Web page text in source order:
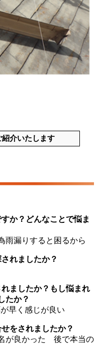
介いたします
か？どんなことで悩ま
雨漏りすると困るから
れましたか？
ましたか？もし悩まれ
たか？
早く感じが良い
をされましたか？
が良かった 後で本当の